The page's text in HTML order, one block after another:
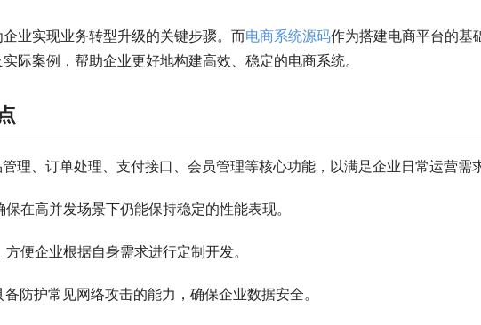
业实现业务转型升级的关键步骤。而电商系统源码作为搭建电商平台的基
际案例，帮助企业更好地构建高效、稳定的电商系统。
理、订单处理、支付接口、会员管理等核心功能，以满足企业日常运营需求
在高并发场景下仍能保持稳定的性能表现。
便企业根据自身需求进行定制开发。
防护常见网络攻击的能力，确保企业数据安全。